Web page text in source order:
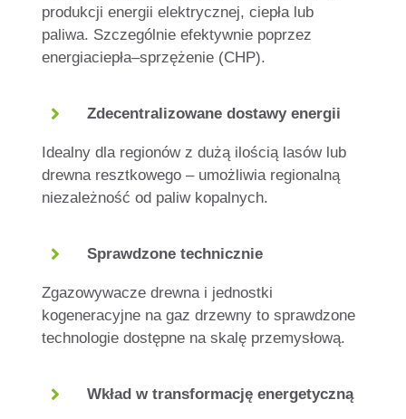
produkcji energii elektrycznej, ciepła lub
paliwa. Szczególnie efektywnie poprzez
energiaciepła–sprzężenie (CHP).
Zdecentralizowane dostawy energii
Idealny dla regionów z dużą ilością lasów lub
drewna resztkowego – umożliwia regionalną
niezależność od paliw kopalnych.
Sprawdzone technicznie
Zgazowywacze drewna i jednostki
kogeneracyjne na gaz drzewny to sprawdzone
technologie dostępne na skalę przemysłową.
Wkład w transformację energetyczną